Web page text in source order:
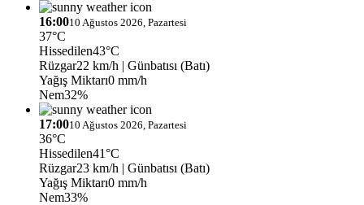
16:0010 Ağustos 2026, Pazartesi
37°C
Hissedilen43°C
Rüzgar22 km/h | Günbatısı (Batı)
Yağış Miktarı0 mm/h
Nem32%
17:0010 Ağustos 2026, Pazartesi
36°C
Hissedilen41°C
Rüzgar23 km/h | Günbatısı (Batı)
Yağış Miktarı0 mm/h
Nem33%